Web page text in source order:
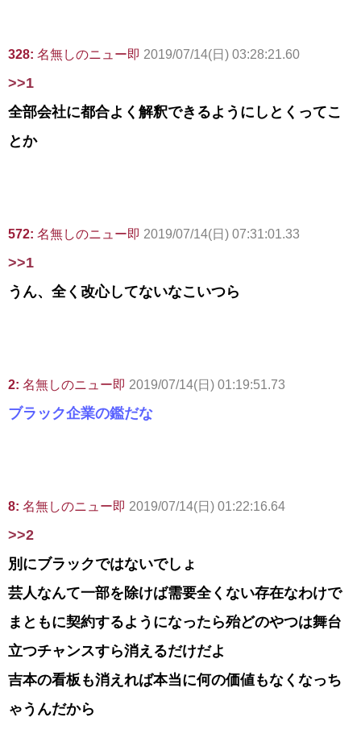
328: 名無しのニュー即 2019/07/14(日) 03:28:21.60
>>1
全部会社に都合よく解釈できるようにしとくってこ
とか
572: 名無しのニュー即 2019/07/14(日) 07:31:01.33
>>1
うん、全く改心してないなこいつら
2: 名無しのニュー即 2019/07/14(日) 01:19:51.73
ブラック企業の鑑だな
8: 名無しのニュー即 2019/07/14(日) 01:22:16.64
>>2
別にブラックではないでしょ
芸人なんて一部を除けば需要全くない存在なわけで
まともに契約するようになったら殆どのやつは舞台
立つチャンスすら消えるだけだよ
吉本の看板も消えれば本当に何の価値もなくなっち
ゃうんだから